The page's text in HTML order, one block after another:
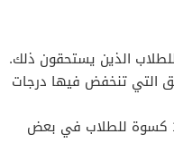
الذين يستحقون ذلك.
التي تنخفض فيها درجات
قمت بتوزيع ما يقرب إلى 18.000 كسوة للطلاب في بعض